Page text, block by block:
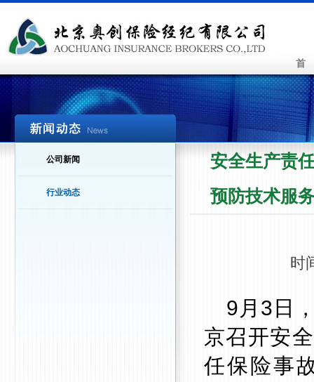
首
安全生产责
预防技术服
时
9 月 3 日
京召开安
任保险事
公司新闻
行业动态